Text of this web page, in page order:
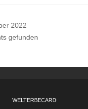
2022
gefunden
WELTERBECARD